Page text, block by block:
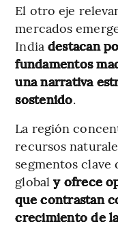
El otro eje
mercados
India destacan
fundamentos
una narrativa
sostenido.
La región
recursos
segmentos
globaly ofrece
que contrastan
crecimiento de